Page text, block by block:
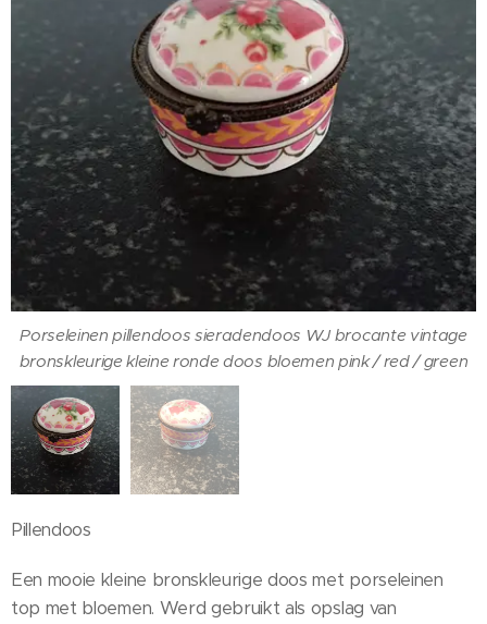
Porseleinen pillendoos sieradendoos WJ brocante vintage
bronskleurige kleine ronde doos bloemen pink / red / green
bronskleurige kleine ronde doos bloemen pink / red / green
Pillendoos
Een mooie kleine bronskleurige doos met porseleinen
top met bloemen. Werd gebruikt als opslag van